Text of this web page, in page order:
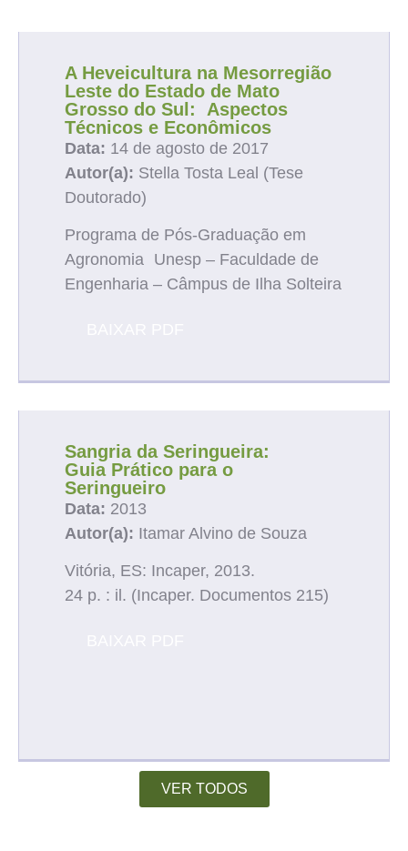
A Heveicultura na Mesorregião
Leste do Estado de Mato
Grosso do Sul: Aspectos
Técnicos e Econômicos
Data: 14 de agosto de 2017
Autor(a): Stella Tosta Leal (Tese
Doutorado)
Programa de Pós-Graduação em
Agronomia Unesp – Faculdade de
Engenharia – Câmpus de Ilha Solteira
Sangria da Seringueira:
Guia Prático para o
Seringueiro
Data: 2013
Autor(a): Itamar Alvino de Souza
Vitória, ES: Incaper, 2013.
24 p. : il. (Incaper. Documentos 215)
VER TODOS